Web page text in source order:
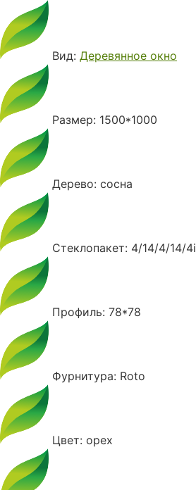
Вид: Деревянное окно
Размер: 1500*1000
Дерево: сосна
Стеклопакет: 4/14/4/14/4i
Профиль: 78*78
Фурнитура: Roto
Цвет: орех